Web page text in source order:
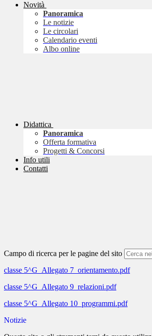
Novità
Panoramica
Le notizie
Le circolari
Calendario eventi
Albo online
Didattica
Panoramica
Offerta formativa
Progetti & Concorsi
Info utili
Contatti
Campo di ricerca per le pagine del sito
classe 5^G_Allegato 7_orientamento.pdf
classe 5^G_Allegato 9_relazioni.pdf
classe 5^G_Allegato 10_programmi.pdf
Notizie